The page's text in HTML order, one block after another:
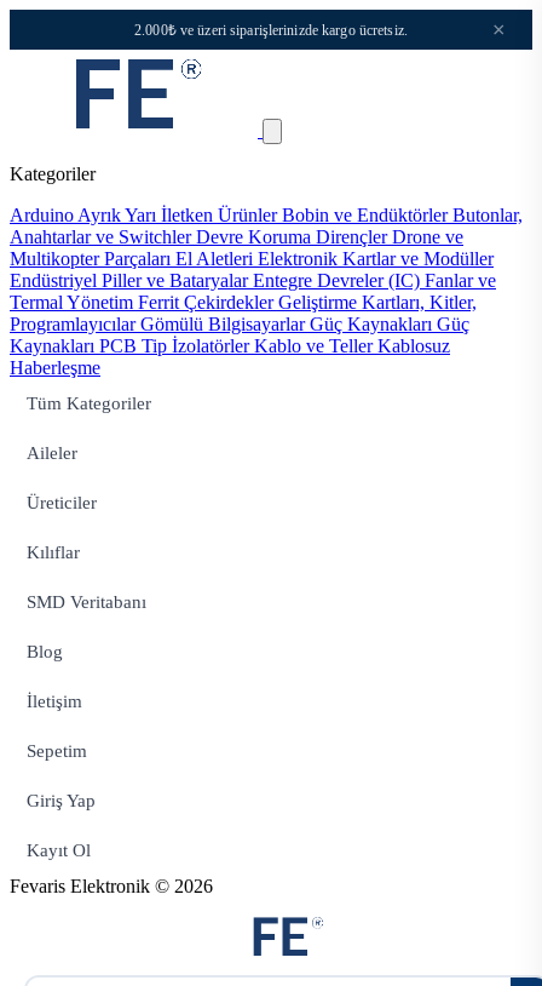
2.000₺ ve üzeri siparişlerinizde kargo ücretsiz. ×
Kategoriler
Arduino Ayrık Yarı İletken ÜrünlerBobin ve EndüktörlerButonlar,
Anahtarlar ve SwitchlerDevre Koruma DirençlerDrone ve
Multikopter Parçaları El Aletleri Elektronik Kartlar ve Modüller
Endüstriyel Piller ve BataryalarEntegre Devreler (IC) Fanlar ve
Termal Yönetim Ferrit ÇekirdeklerGeliştirme Kartları, Kitler,
ProgramlayıcılarGömülü BilgisayarlarGüç Kaynakları Güç
Kaynakları PCB Tip İzolatörlerKablo ve TellerKablosuz
Haberleşme
Tüm Kategoriler
Aileler
Üreticiler
Kılıflar
SMD Veritabanı
Blog
İletişim
Sepetim
Giriş Yap
Kayıt Ol
Fevaris Elektronik © 2026